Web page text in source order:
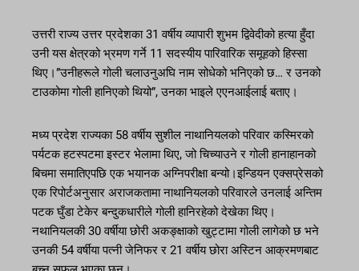
उत्तरी राज्य उत्तर प्रदेशका 31 वर्षीय व्यापारी शुभम द्विवेदीको हत्या हुँदा
उनी यस क्षेत्रको भ्रमण गर्ने 11 सदस्यीय पारिवारिक समूहको हिस्सा
थिए।”उनीहरूले गोली चलाउनुअघि नाम सोधेको भनिएको छ… र उनको
टाउकोमा गोली हानिएको थियो”, उनका भाइले एएनआईलाई बताए।
मध्य प्रदेश राज्यका 58 वर्षीय सुशील नाथानियलको परिवार कस्मिरको
पर्यटक हटस्पटमा इस्टर भेलामा थिए, जो चिच्याउने र गोली हानाहानको
बिचमा समातिएपछि एक भयानक अग्निपरीक्षा बन्यो।इन्डियन एक्सप्रेसको
एक रिपोर्टअनुसार अराजकतामा नाथानियलको परिवारले उनलाई अन्तिम
पटक घुँडा टेकेर बन्दुकधारीले गोली हानिरहेको देखेका थिए।
नथानियलकी 30 वर्षीया छोरी अकङ्क्षाको खुट्टामा गोली लागेको छ भने
उनकी 54 वर्षीया पत्नी जेनिफर र 21 वर्षीय छोरा अस्टिन आक्रमणबाट